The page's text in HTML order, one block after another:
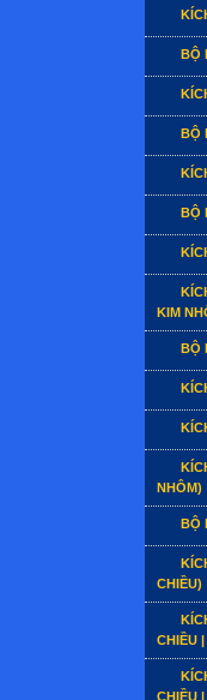
BỘ
BỘ
BỘ
KIM
BỘ
NHÔM)
BỘ
CHIỀU)
CHIỀU
CHIỀU